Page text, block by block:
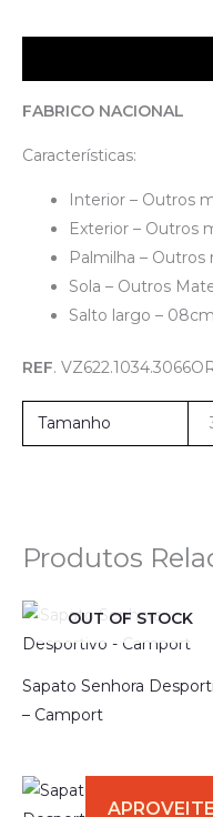
VIZZANO
FABRICO NACIONAL
Características:
Interior – Outros
Exterior – Outros
Palmilha – Outros
Sola – Outros
Salto largo – 08cm
REF.
Tamanho
Produtos
OUT OF STOCK
Sapato Senhora
– Camport